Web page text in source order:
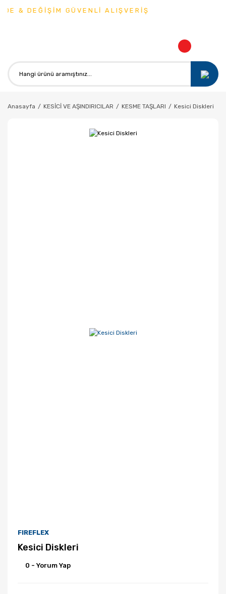
& DEĞİŞİM GÜVENLİ ALIŞVERİŞ
Anasayfa KESİCİ VE AŞINDIRICILAR KESME TAŞLARI Kesici Diskleri
FIREFLEX
Kesici Diskleri
0 - Yorum Yap